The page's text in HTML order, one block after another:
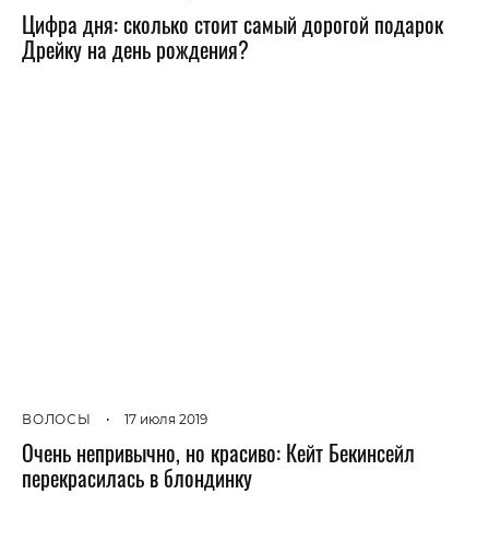
Цифра дня: сколько стоит самый дорогой подарок
Дрейку на день рождения?
ВОЛОСЫ • 17 июля 2019
Очень непривычно, но красиво: Кейт Бекинсейл
перекрасилась в блондинку